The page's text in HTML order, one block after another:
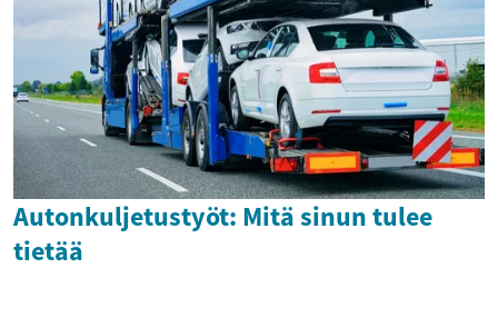
Autonkuljetustyöt: Mitä sinun tulee
tietää